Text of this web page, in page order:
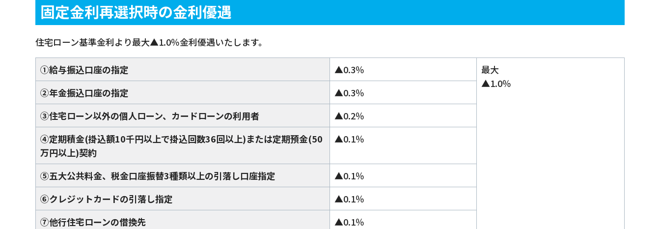
固定金利再選択時の金利優遇
住宅ローン基準金利より最大▲1.0％金利優遇いたします。
①給与振込口座の指定 ▲0.3％
最大
▲1.0％
②年金振込口座の指定
▲0.3％
③住宅ローン以外の個人ローン、カードローンの利用者
▲0.2％
④定期積金(掛込額10千円以上で掛込回数36回以上)または定期預金(50
万円以上)契約
▲0.1％
⑤五大公共料金、税金口座振替3種類以上の引落し口座指定
▲0.1％
⑥クレジットカードの引落し指定
▲0.1％
⑦他行住宅ローンの借換先
▲0.1％